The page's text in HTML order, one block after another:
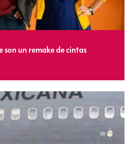
son un remake de cintas